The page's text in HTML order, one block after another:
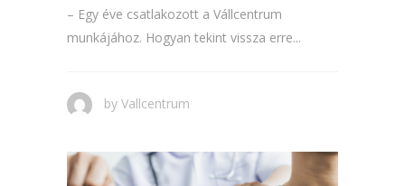
– Egy éve csatlakozott a Vállcentrum
munkájához. Hogyan tekint vissza erre...
by Vallcentrum